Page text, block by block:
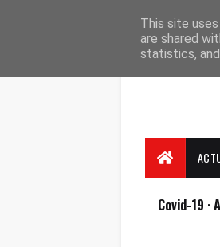
Covid-19 ·
This site
are shared
statistics,